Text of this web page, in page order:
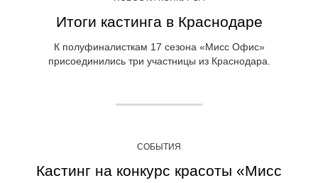
Итоги кастинга в Краснодаре
К полуфиналисткам 17 сезона «Мисс Офис»
присоединились три участницы из Краснодара.
СОБЫТИЯ
Кастинг на конкурс красоты «Мисс